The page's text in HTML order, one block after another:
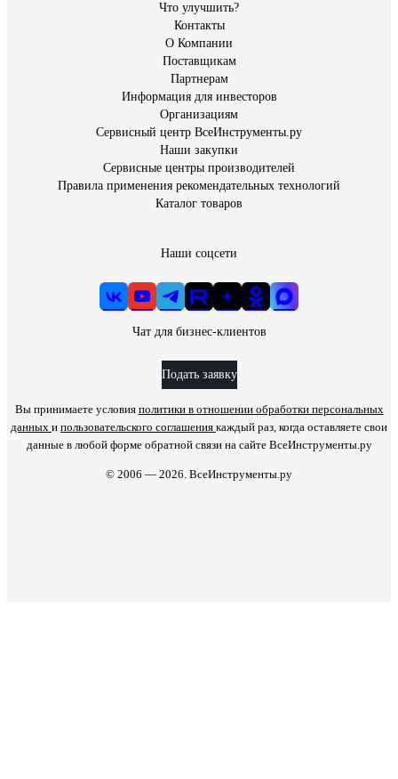
Что улучшить?
Контакты
О Компании
Поставщикам
Партнерам
Информация для инвесторов
Организациям
Сервисный центр ВсеИнструменты.ру
Наши закупки
Сервисные центры производителей
Правила применения рекомендательных технологий
Каталог товаров
Наши соцсети
Чат для бизнес-клиентов
Подать заявку
Вы принимаете условия политики в отношении обработки персональных
данных и пользовательского соглашения каждый раз, когда оставляете свои
данные в любой форме обратной связи на сайте ВсеИнструменты.ру
© 2006 — 2026. ВсеИнструменты.ру